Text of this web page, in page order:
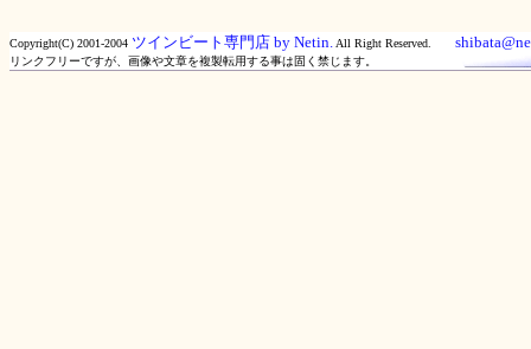
Copyright(C) 2001-2004 ツインビート専門店 by Netin. All Right Reserved.
リンクフリーですが、画像や文章を複製転用する事は固く禁じます。